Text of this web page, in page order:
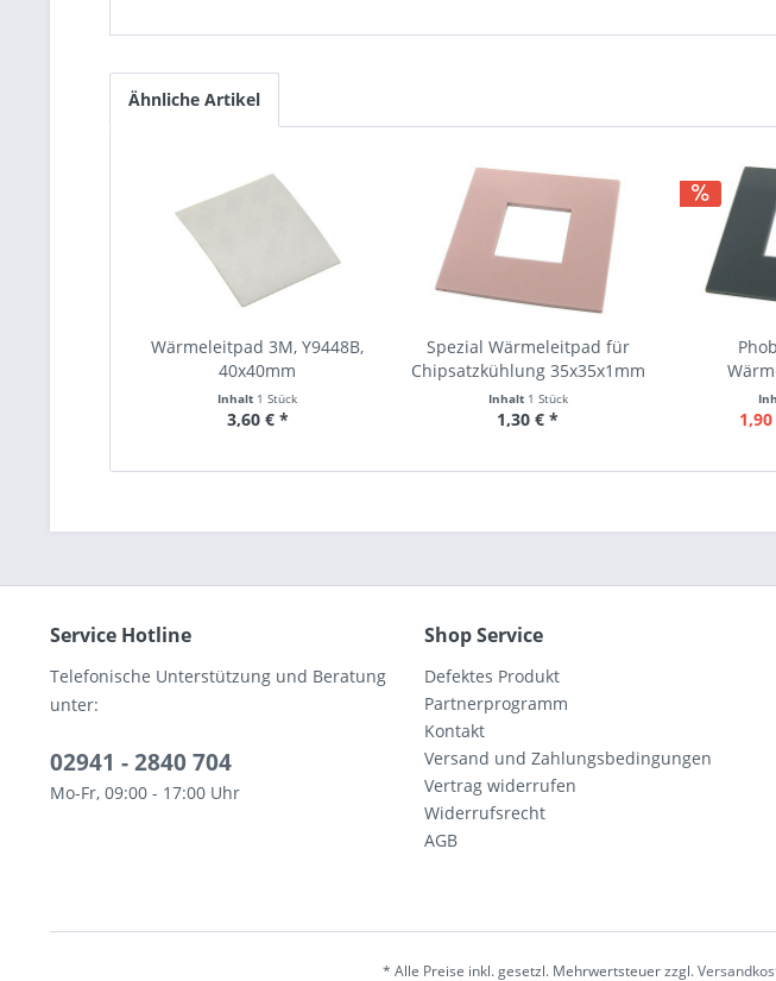
Ähnliche Artikel
Wärmeleitpad 3M, Y9448B,
40x40mm
Inhalt 1 Stück
3,60 € *
Spezial Wärmeleitpad für
Chipsatzkühlung 35x35x1mm
Inhalt 1 Stück
1,30 € *
Service Hotline
Telefonische Unterstützung und Beratung
unter:
02941 - 2840 704
Mo-Fr, 09:00 - 17:00 Uhr
Shop Service
Defektes Produkt
Partnerprogramm
Kontakt
Versand und Zahlungsbedingungen
Vertrag widerrufen
Widerrufsrecht
AGB
* Alle Preise inkl. gesetzl. Mehrwertsteuer zzgl.